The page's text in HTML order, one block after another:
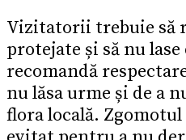
Vizitatorii trebuie să
protejate și să nu
recomandă
nu lăsa urme și de a
flora locală.